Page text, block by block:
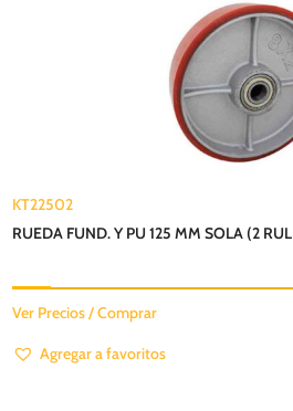
KT22502
RUEDA FUND. Y PU 125 MM SOLA (2
Ver Precios / Comprar
Agregar a favoritos